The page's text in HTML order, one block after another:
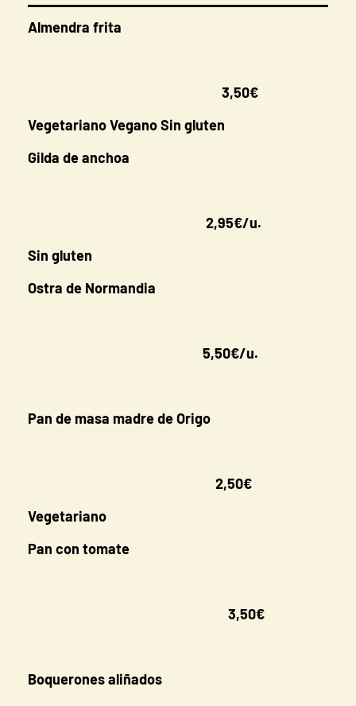
Almendra frita
3,50€
Vegetariano Vegano Sin gluten
Gilda de anchoa
2,95€/u.
Sin gluten
Ostra de Normandia
5,50€/u.
Pan de masa madre de Origo
2,50€
Vegetariano
Pan con tomate
3,50€
Boquerones aliñados